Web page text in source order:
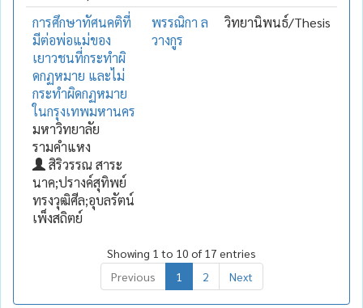
การศึกษาทัศนคติที่
มีต่อพ่อแม่ของ
เยาวชนที่กระทำผิ
ดกฏหมาย และไม่
กระทำผิดกฏหมาย
ในกรุงเทพมหานคร
มหาวิทยาลัย
รามคำแหง
สิริวรรณ สาระ
นาค;ปรางค์สุทิพย์
ทรงวุฒิศีล;อุบลรัตน์
เพ็งสถิตย์
พรรณิกา ล
วางกูร
วิทยานิพนธ์/Thesis
Showing 1 to 10 of 17 entries
Previous
1 2 Next